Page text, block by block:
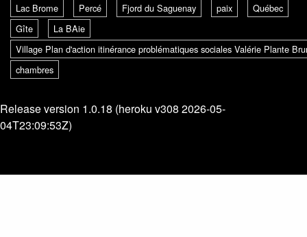
Lac Brome
Percé Fjord du Saguenay paix
Québec
Gîte
La BAie
Village Plan d'action itinérance problématiques sociales Valérie Plante
chambres
Release version 1.0.18 (heroku v308 2026-05-
04T23:09:53Z)